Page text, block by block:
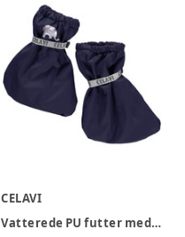
CELAVI
Vatterede PU futter med foer - mørkeblå